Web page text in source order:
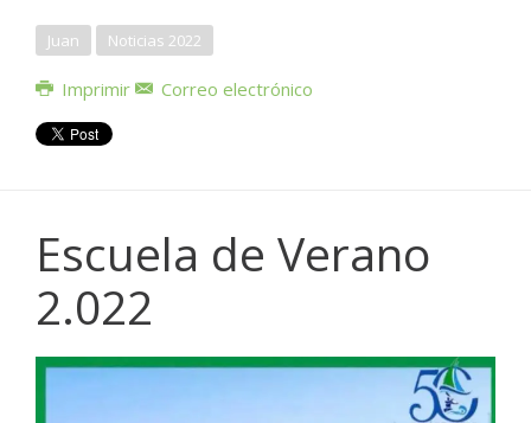
Juan Noticias 2022
Imprimir Correo electrónico
Escuela de Verano
2.022